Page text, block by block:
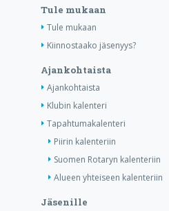
Tule mukaan
Tule mukaan
Kiinnostaako jäsenyys?
Ajankohtaista
Ajankohtaista
Klubin kalenteri
Tapahtumakalenteri
Piirin kalenteriin
Suomen Rotaryn kalenteriin
Alueen yhteiseen kalenteriin
Jäsenille